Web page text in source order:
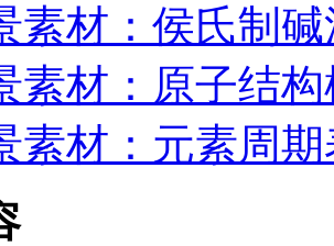
素材：侯氏制
素材：原子结
素材：元素周